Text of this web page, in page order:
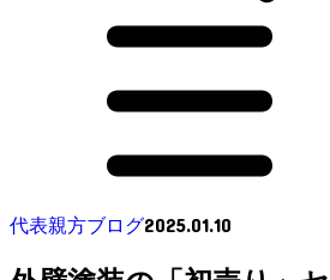
代表親方ブログ2025.01.10